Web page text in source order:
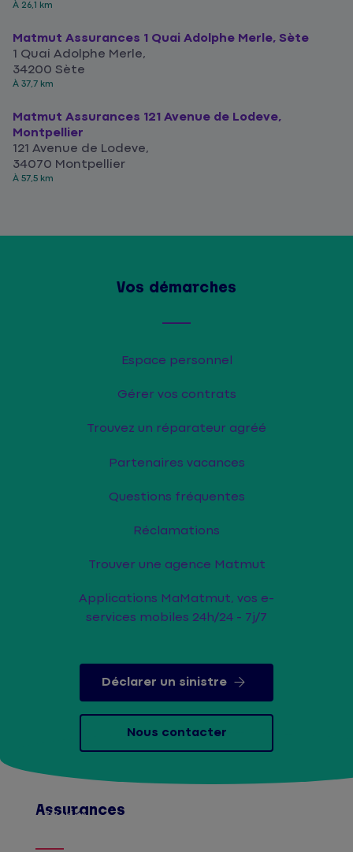
À 26,1 km
Matmut Assurances 1 Quai Adolphe Merle, Sète
1 Quai Adolphe Merle,
34200 Sète
À 37,7 km
Matmut Assurances 121 Avenue de Lodeve,
Montpellier
121 Avenue de Lodeve,
34070 Montpellier
À 57,5 km
Vos démarches
Espace personnel
Gérer vos contrats
Trouvez un réparateur agréé
Partenaires vacances
Questions fréquentes
Réclamations
Trouver une agence Matmut
Applications MaMatmut, vos e-
services mobiles 24h/24 - 7j/7
Déclarer un sinistre
Nous contacter
Assurances
Afficher